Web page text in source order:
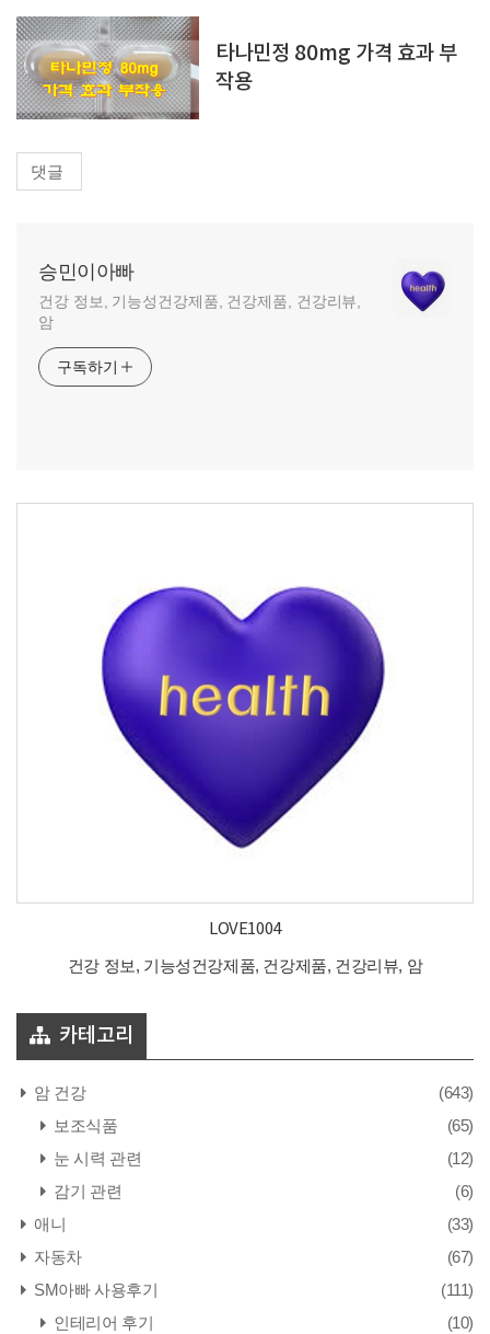
타나민정 80mg 가격 효과 부
작용
댓글
승민이아빠
건강 정보, 기능성건강제품, 건강제품, 건강리뷰,
암
구독하기
LOVE1004
건강 정보, 기능성건강제품, 건강제품, 건강리뷰, 암
카테고리
암 건강
(643)
보조식품
(65)
눈 시력 관련
(12)
감기 관련
(6)
애니
(33)
자동차
(67)
SM아빠 사용후기
(111)
인테리어 후기
(10)